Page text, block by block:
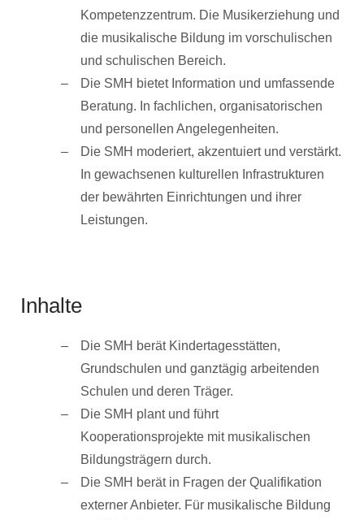
Kompetenzzentrum. Die Musikerziehung und
die musikalische Bildung im vorschulischen
und schulischen Bereich.
Die SMH bietet Information und umfassende
Beratung. In fachlichen, organisatorischen
und personellen Angelegenheiten.
Die SMH moderiert, akzentuiert und verstärkt.
In gewachsenen kulturellen Infrastrukturen
der bewährten Einrichtungen und ihrer
Leistungen.
Inhalte
Die SMH berät Kindertagesstätten,
Grundschulen und ganztägig arbeitenden
Schulen und deren Träger.
Die SMH plant und führt
Kooperationsprojekte mit musikalischen
Bildungsträgern durch.
Die SMH berät in Fragen der Qualifikation
externer Anbieter. Für musikalische Bildung